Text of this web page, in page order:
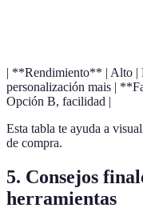
| **Rendimiento** | Alto |
personalización mais |
Opción B, facilidad |
Esta tabla te ayuda a
de compra.
5. Consejos
herramientas